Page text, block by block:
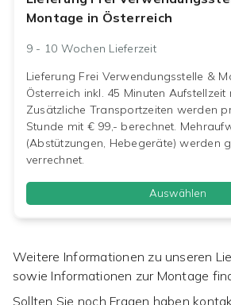
Montage in Österreich
9 - 10 Wochen Lieferzeit
Lieferung Frei Verwendungsstelle &
Österreich inkl. 45 Minuten Aufstellzeit
Zusätzliche Transportzeiten werden
Stunde mit € 99,- berechnet.
(Abstützungen, Hebegeräte) werden
verrechnet.
Auswählen
Weitere Informationen zu unseren
sowie Informationen zur Montage
Sollten Sie noch Fragen haben